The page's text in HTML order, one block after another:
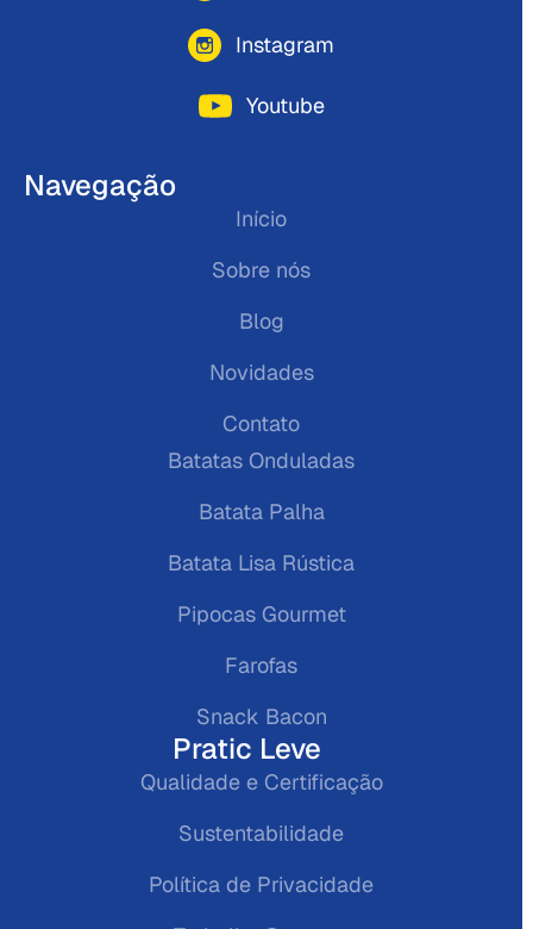
Instagram
Youtube
Navegação
Início
Sobre nós
Blog
Novidades
Contato
Batatas Onduladas
Batata Palha
Batata Lisa Rústica
Pipocas Gourmet
Farofas
Snack Bacon
Pratic Leve
Qualidade e Certificação
Sustentabilidade
Política de Privacidade